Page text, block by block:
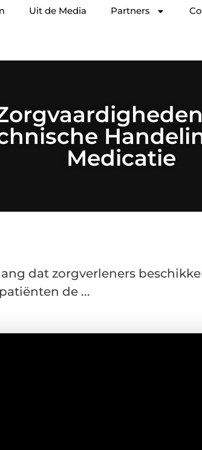
Uit de Media Partners
Medicatie
dat zorgverleners
de ...